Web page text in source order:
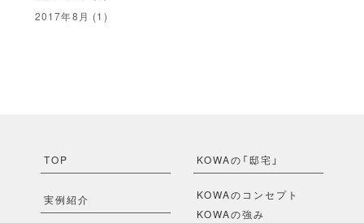
2017年8月 (1)
TOP
実例紹介
KOWAの「邸宅」
KOWAのコンセプト
KOWAの強み